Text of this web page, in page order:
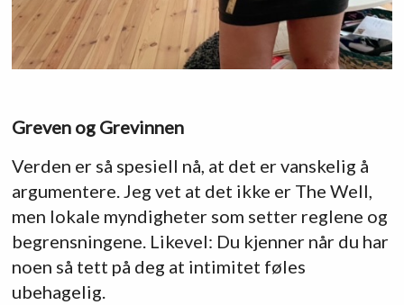
Greven og Grevinnen
Verden er så spesiell nå, at det er vanskelig å
argumentere. Jeg vet at det ikke er The Well,
men lokale myndigheter som setter reglene og
begrensningene. Likevel: Du kjenner når du har
noen så tett på deg at intimitet føles
ubehagelig.